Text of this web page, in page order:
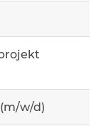
w/d)